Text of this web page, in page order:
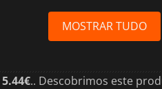
MOSTRAR TUDO
5.44€.. Descobrimos este